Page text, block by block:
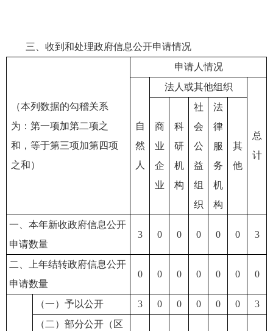
三、收到和处理政府信息公开申请情况
（本列数据的勾稽关系
为：第一项加第二项之
和，等于第三项加第四项
之和）
申请人情况
自
然
人
法人或其他组织
总
计
商
业
企
业
科
研
机
构
社
会
公
益
组
织
法
律
服
务
机
构
其
他
一、本年新收政府信息公开
申请数量
3 0 0 0 0 0 3
二、上年结转政府信息公开
申请数量
0 0 0 0 0 0 0
（一）予以公开 3 0 0 0 0 0
3
（二）部分公开（区